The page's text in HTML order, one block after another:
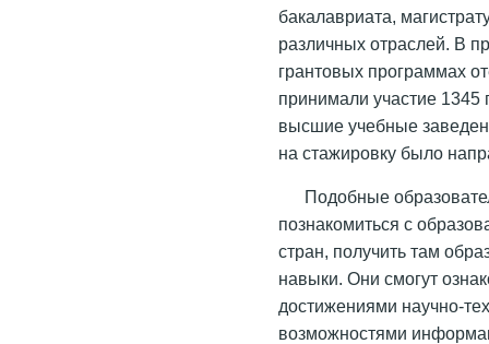
бакалавриата,
различных отраслей. В
грантовых программах
принимали участие
высшие учебные
на стажировку было
Подобные
познакомиться с
стран, получить там
навыки. Они смогут
достижениями научно-
возможностями